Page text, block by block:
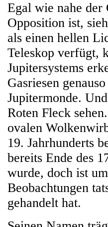
Egal wie nahe der
Opposition ist,
als einen hellen
Teleskop verfügt,
Jupitersystems
Gasriesen
Jupitermonde.
Roten Fleck
ovalen
19. Jahrhunderts
bereits Ende des
wurde, doch ist
Beobachtungen
gehandelt hat.